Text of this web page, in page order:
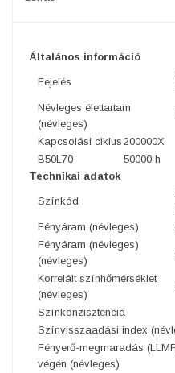
Általános információ
Fejelés
Névleges élettartam
(névleges)
Kapcsolási ciklus 200000X
B50L70
50000 h
Technikai adatok
Színkód
Fényáram (névleges)
Fényáram (névleges)
(névleges)
Korrelált színhőmérséklet
(névleges)
Színkonzisztencia
Színvisszaadási index
Fényerő-megmaradás
végén (névleges)